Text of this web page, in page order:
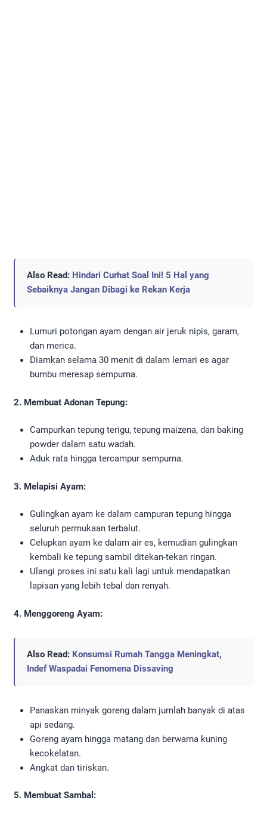
Also Read: Hindari Curhat Soal Ini! 5 Hal yang
Sebaiknya Jangan Dibagi ke Rekan Kerja
Lumuri potongan ayam dengan air jeruk nipis, garam,
dan merica.
Diamkan selama 30 menit di dalam lemari es agar
bumbu meresap sempurna.
2. Membuat Adonan Tepung:
Campurkan tepung terigu, tepung maizena, dan baking
powder dalam satu wadah.
Aduk rata hingga tercampur sempurna.
3. Melapisi Ayam:
Gulingkan ayam ke dalam campuran tepung hingga
seluruh permukaan terbalut.
Celupkan ayam ke dalam air es, kemudian gulingkan
kembali ke tepung sambil ditekan-tekan ringan.
Ulangi proses ini satu kali lagi untuk mendapatkan
lapisan yang lebih tebal dan renyah.
4. Menggoreng Ayam:
Also Read: Konsumsi Rumah Tangga Meningkat,
Indef Waspadai Fenomena Dissaving
Panaskan minyak goreng dalam jumlah banyak di atas
api sedang.
Goreng ayam hingga matang dan berwarna kuning
kecokelatan.
Angkat dan tiriskan.
5. Membuat Sambal: